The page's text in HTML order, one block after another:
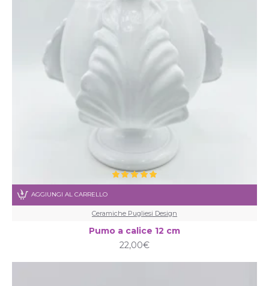
Ceramiche Pugliesi Design
Pumo a calice 12 cm
22,00€
AGGIUNGI AL CARRELLO